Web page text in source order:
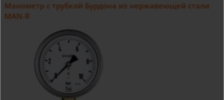
Манометр с трубкой Бурдона из нержавеющей стали
MAN-R